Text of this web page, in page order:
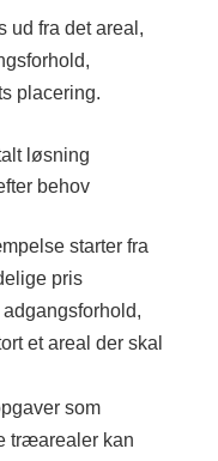
ud fra det areal,
placering.
løsning
behov
starter fra
pris
et areal der skal
som
træarealer kan